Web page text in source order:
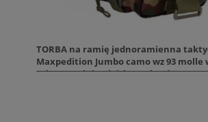
TORBA na ramię jednoramienna
Maxpedition Jumbo camo wz 93 molle
taktyczne lub miejska na broń